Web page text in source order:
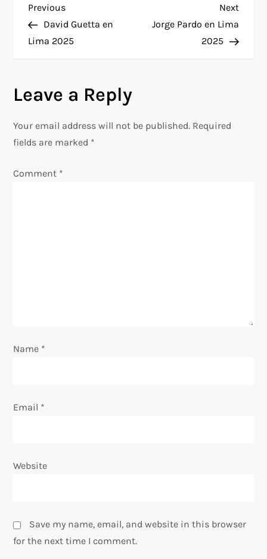
P
o
t
n
a
v
o
Previous
Post
Previous
David Guetta en
Lima 2025
Next
Post
Next
Jorge Pardo en Lima
2025
Leave a Reply
Your email address will not be published. Required
fields are marked *
Comment *
Name *
Email *
Website
Save my name, email, and website in this browser
for the next time I comment.